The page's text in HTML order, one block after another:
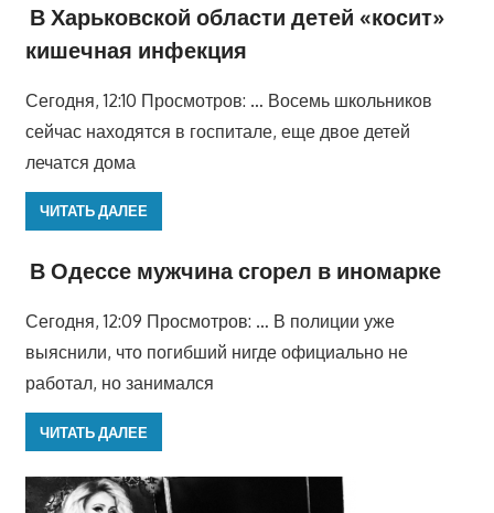
В Харьковской области детей «косит»
кишечная инфекция
Сегодня, 12:10 Просмотров: … Восемь школьников
сейчас находятся в госпитале, еще двое детей
лечатся дома
ЧИТАТЬ ДАЛЕЕ
В Одессе мужчина сгорел в иномарке
Сегодня, 12:09 Просмотров: … В полиции уже
выяснили, что погибший нигде официально не
работал, но занимался
ЧИТАТЬ ДАЛЕЕ